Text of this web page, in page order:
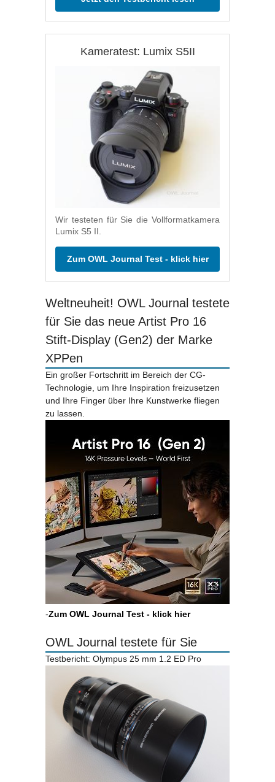
Kameratest: Lumix S5II
Wir testeten für Sie die Vollformatkamera
Lumix S5 II.
Zum OWL Journal Test - klick hier
Weltneuheit! OWL Journal testete
für Sie das neue Artist Pro 16
Stift-Display (Gen2) der Marke
XPPen
Ein großer Fortschritt im Bereich der CG-
Technologie, um Ihre Inspiration freizusetzen
und Ihre Finger über Ihre Kunstwerke fliegen
zu lassen.
-Zum OWL Journal Test - klick hier
OWL Journal testete für Sie
Testbericht: Olympus 25 mm 1.2 ED Pro